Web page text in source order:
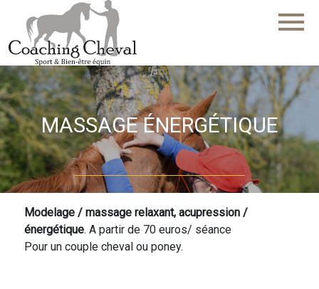
menu
MASSAGE ÉNERGÉTIQUE
Modelage / massage relaxant, acupression /
énergétique. A partir de 70 euros/ séance
Pour un couple cheval ou poney.